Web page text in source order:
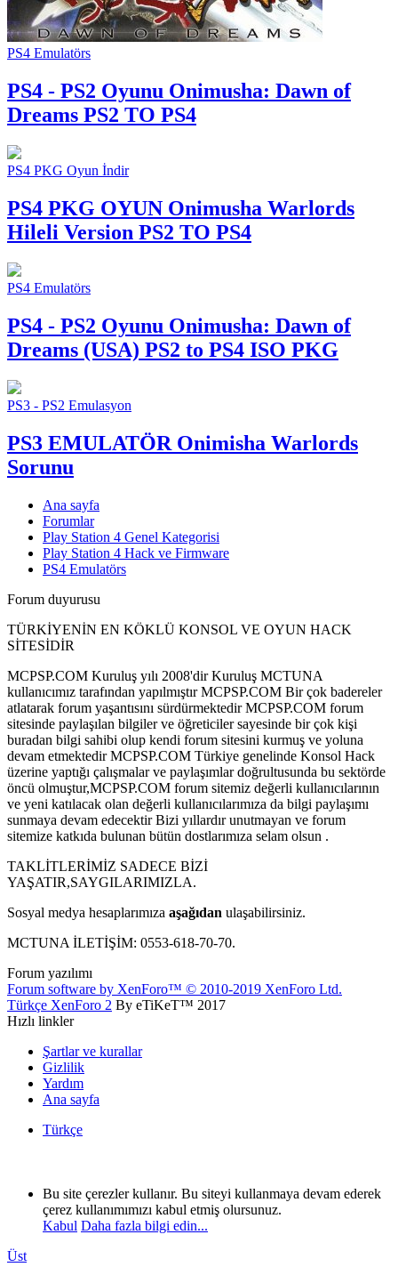
PS4 Emulatörs
PS4 - PS2 Oyunu Onimusha: Dawn of
Dreams PS2 TO PS4
PS4 PKG Oyun İndir
PS4 PKG OYUN Onimusha Warlords
Hileli Version PS2 TO PS4
PS4 Emulatörs
PS4 - PS2 Oyunu Onimusha: Dawn of
Dreams (USA) PS2 to PS4 ISO PKG
PS3 - PS2 Emulasyon
PS3 EMULATÖR Onimisha Warlords
Sorunu
Ana sayfa
Forumlar
Play Station 4 Genel Kategorisi
Play Station 4 Hack ve Firmware
PS4 Emulatörs
Forum duyurusu
TÜRKİYENİN EN KÖKLÜ KONSOL VE OYUN HACK
SİTESİDİR
MCPSP.COM Kuruluş yılı 2008'dir Kuruluş MCTUNA
kullanıcımız tarafından yapılmıştır MCPSP.COM Bir çok badereler
atlatarak forum yaşantısını sürdürmektedir MCPSP.COM forum
sitesinde paylaşılan bilgiler ve öğreticiler sayesinde bir çok kişi
buradan bilgi sahibi olup kendi forum sitesini kurmuş ve yoluna
devam etmektedir MCPSP.COM Türkiye genelinde Konsol Hack
üzerine yaptığı çalışmalar ve paylaşımlar doğrultusunda bu sektörde
öncü olmuştur,MCPSP.COM forum sitemiz değerli kullanıcılarının
ve yeni katılacak olan değerli kullanıcılarımıza da bilgi paylaşımı
sunmaya devam edecektir Bizi yıllardır unutmayan ve forum
sitemize katkıda bulunan bütün dostlarımıza selam olsun .
TAKLİTLERİMİZ SADECE BİZİ
YAŞATIR,SAYGILARIMIZLA.
Sosyal medya hesaplarımıza aşağıdan ulaşabilirsiniz.
MCTUNA İLETİŞİM: 0553-618-70-70.
Forum yazılımı
Forum software by XenForo™ © 2010-2019 XenForo Ltd.
Türkçe XenForo 2 By eTiKeT™ 2017
Hızlı linkler
Şartlar ve kurallar
Gizlilik
Yardım
Ana sayfa
Türkçe
Bu site çerezler kullanır. Bu siteyi kullanmaya devam ederek
çerez kullanımımızı kabul etmiş olursunuz.
Kabul Daha fazla bilgi edin...
Üst